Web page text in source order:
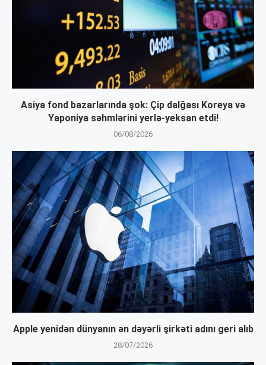
Asiya fond bazarlarında şok: Çip dalğası Koreya və
Yaponiya səhmlərini yerlə-yeksan etdi!
06/08/2026
Apple yenidən dünyanın ən dəyərli şirkəti adını geri alıb
28/07/2026